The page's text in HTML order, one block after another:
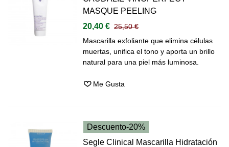
MASQUE PEELING
20,40 € 25,50 €
Mascarilla exfoliante que elimina células
muertas, unifica el tono y aporta un brillo
natural para una piel más luminosa.
Me Gusta
Descuento-20%
Segle Clinical Mascarilla Hidratación